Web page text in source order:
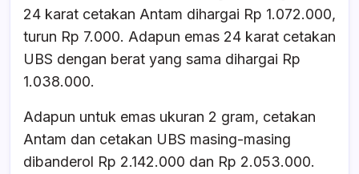
24 karat cetakan Antam dihargai Rp 1.072.000,
turun Rp 7.000. Adapun emas 24 karat cetakan
UBS dengan berat yang sama dihargai Rp
1.038.000.
Adapun untuk emas ukuran 2 gram, cetakan
Antam dan cetakan UBS masing-masing
dibanderol Rp 2.142.000 dan Rp 2.053.000.